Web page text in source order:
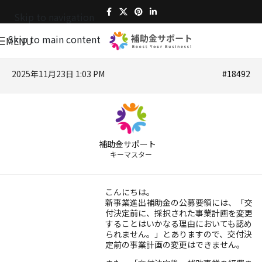
Skip to main content
MENU
2025年11月23日 1:03 PM #18492
補助金サポート
キーマスター
こんにちは。
新事業進出補助金の公募要領には、「交
付決定前に、採択された事業計画を変更
することはいかなる理由においても認め
られません。」とありますので、交付決
定前の事業計画の変更はできません。